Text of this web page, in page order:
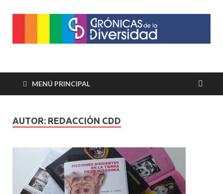
Crónicas de la
Diversidad
peruana
MENÚ PRINCIPAL
AUTOR: REDACCIÓN CDD